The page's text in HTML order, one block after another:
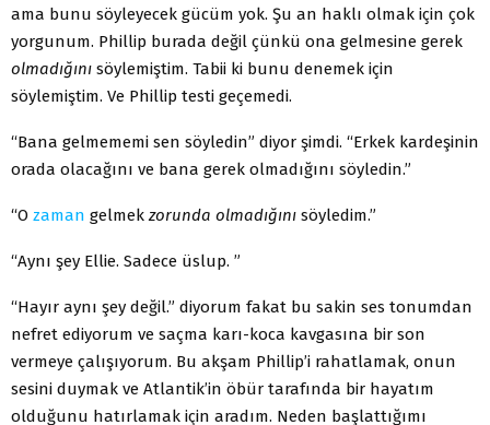
ama bunu söyleyecek gücüm yok. Şu an haklı olmak için çok
yorgunum. Phillip burada değil çünkü ona gelmesine gerek
olmadığını söylemiştim. Tabii ki bunu denemek için
söylemiştim. Ve Phillip testi geçemedi.
“Bana gelmememi sen söyledin” diyor şimdi. “Erkek kardeşinin
orada olacağını ve bana gerek olmadığını söyledin.”
“O zaman gelmek zorunda olmadığını söyledim.”
“Aynı şey Ellie. Sadece üslup. ”
“Hayır aynı şey değil.” diyorum fakat bu sakin ses tonumdan
nefret ediyorum ve saçma karı-koca kavgasına bir son
vermeye çalışıyorum. Bu akşam Phillip’i rahatlamak, onun
sesini duymak ve Atlantik’in öbür tarafında bir hayatım
olduğunu hatırlamak için aradım. Neden başlattığımı